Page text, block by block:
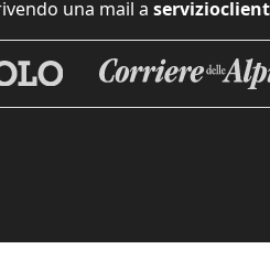
una mail a